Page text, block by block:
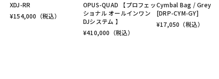
XDJ-RR
¥154,000 （税込）
OPUS-QUAD 【プロフェッ
ショナル オールインワン
DJシステム 】
¥410,000 （税込）
Cymbal Bag / Grey
[DRP-CYM-GY]
¥17,050 （税込）